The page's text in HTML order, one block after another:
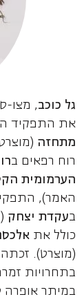
גל כוכב, מצו-
את התפקיד
מתחזה
רוח רפאים ב
הערמומית
האמר),
בעקדת יצחק
כולל את
(מוצרט).
בתחרויות
במיתר אופרה